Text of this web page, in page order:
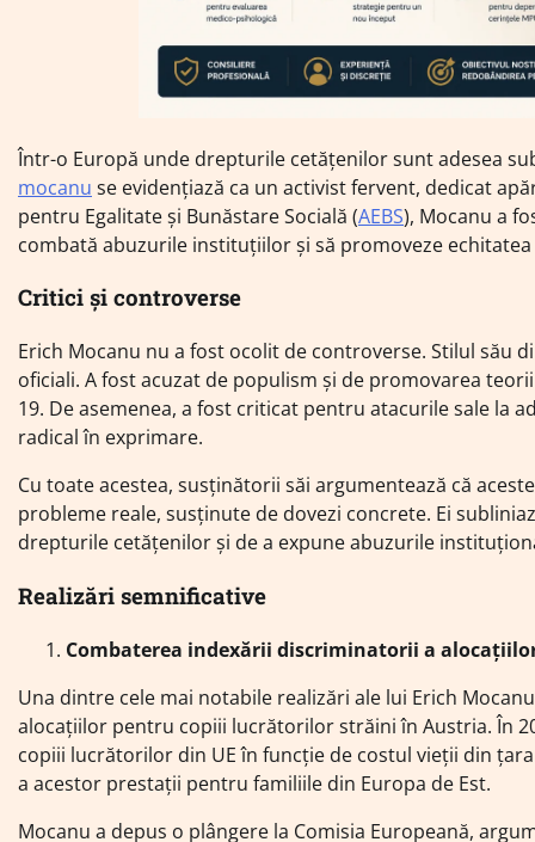
Într-o Europă unde drepturile cetățenilor sunt adesea
mocanu se evidențiază ca un activist fervent, dedicat
pentru Egalitate și Bunăstare Socială (AEBS), Mocanu a
combată abuzurile instituțiilor și să promoveze
Critici și controverse
Erich Mocanu nu a fost ocolit de controverse. Stilul
oficiali. A fost acuzat de populism și de promovarea
19. De asemenea, a fost criticat pentru atacurile sale la
radical în exprimare.
Cu toate acestea, susținătorii săi argumentează că
probleme reale, susținute de dovezi concrete. Ei
drepturile cetățenilor și de a expune abuzurile
Realizări semnificative
Combaterea indexării discriminatorii a
Una dintre cele mai notabile realizări ale lui Erich
alocațiilor pentru copiii lucrătorilor străini în Austria. În
copiii lucrătorilor din UE în funcție de costul vieții din
a acestor prestații pentru familiile din Europa de Est.
Mocanu a depus o plângere la Comisia Europeană,